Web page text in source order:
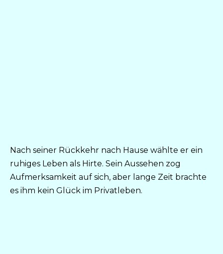
Nach seiner Rückkehr nach Hause wählte er ein
ruhiges Leben als Hirte. Sein Aussehen zog
Aufmerksamkeit auf sich, aber lange Zeit brachte
es ihm kein Glück im Privatleben.